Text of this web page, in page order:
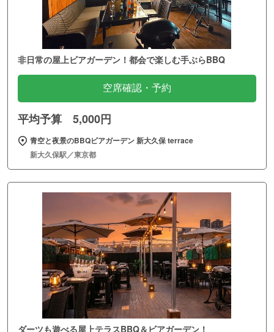
非日常の屋上ビアガーデン！都会で楽しむ手ぶらBBQ
空席確認・予約
平均予算 5,000円
青空と夜景のBBQビアガーデン 新大久保 terrace
新大久保駅／東京都
ダーツも遊べる屋上テラスBBQ＆ビアガーデン！